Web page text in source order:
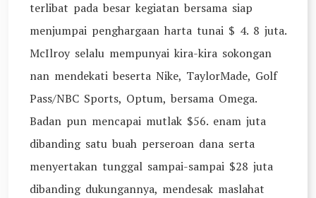
terlibat pada besar kegiatan bersama siap
menjumpai penghargaan harta tunai $ 4. 8 juta.
McIlroy selalu mempunyai kira-kira sokongan
nan mendekati beserta Nike, TaylorMade, Golf
Pass/NBC Sports, Optum, bersama Omega.
Badan pun mencapai mutlak $56. enam juta
dibanding satu buah perseroan dana serta
menyertakan tunggal sampai-sampai $28 juta
dibanding dukungannya, mendesak maslahat